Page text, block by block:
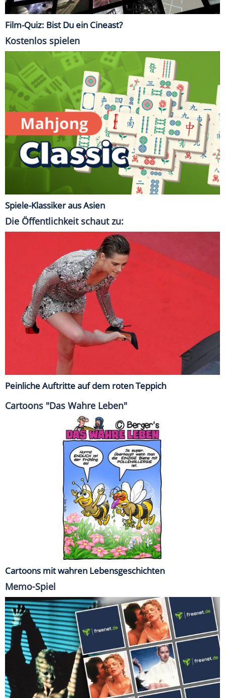
Film-Quiz: Bist Du ein Cineast?
Kostenlos spielen
Spiele-Klassiker aus Asien
Die Öffentlichkeit schaut zu:
Peinliche Auftritte auf dem roten Teppich
Cartoons "Das Wahre Leben"
Cartoons mit wahren Lebensgeschichten
Memo-Spiel